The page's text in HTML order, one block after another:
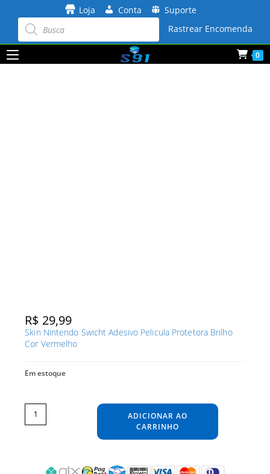
conteúdo
Loja Conta Suporte
Pesquisar
produtos Rastrear Encomenda
0
R$ 29,99
Skin Nintendo Swicht Adesivo Pelicula Protetora Brilho
Cor Vermelho
Em estoque
Skin
Nintendo
Swicht
Adesivo
Protetora
ADICIONAR AO
CARRINHO